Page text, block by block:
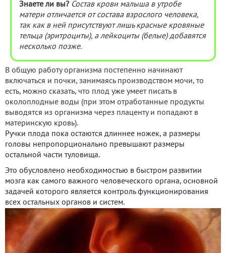
Знаете ли вы? Состав крови малыша в утробе
матери отличается от состава взрослого человека,
так как в ней присутствуют лишь красные кровяные
тельца (эритроциты), а лейкоциты (белые) добавятся
несколько позже.
В общую работу организма постепенно начинают
включаться и почки, занимаясь производством мочи, то
есть, можно сказать, что плод уже умеет писать в
околоплодные воды (при этом отработанные продукты
выводятся из организма через плаценту и попадают в
материнскую кровь).
Ручки плода пока остаются длиннее ножек, а размеры
головы непропорционально превышают размеры
остальной части туловища.
Это обусловлено необходимостью в быстром развитии
мозга как самого важного человеческого органа, основной
задачей которого является контроль функционирования
всех остальных органов и систем.